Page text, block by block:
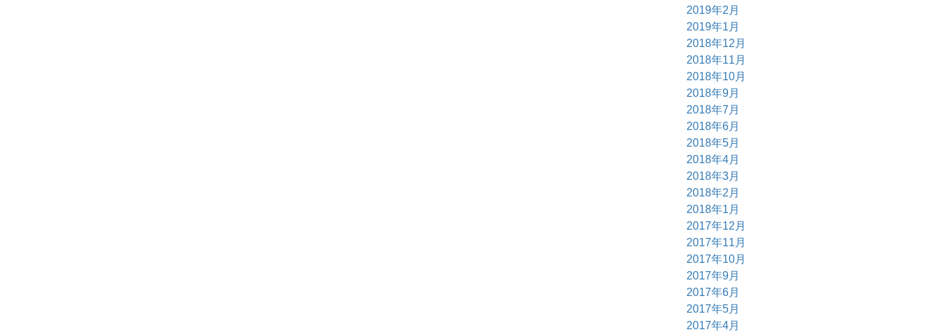
2019年2月
2019年1月
2018年12月
2018年11月
2018年10月
2018年9月
2018年7月
2018年6月
2018年5月
2018年4月
2018年3月
2018年2月
2018年1月
2017年12月
2017年11月
2017年10月
2017年9月
2017年6月
2017年5月
2017年4月